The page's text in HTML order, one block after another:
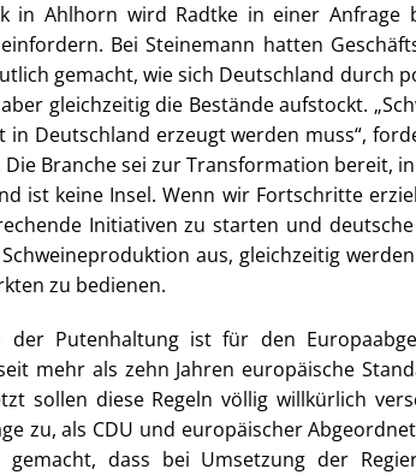
in Ahlhorn wird Radtke in einer Anfrage
Bei Steinemann hatten
gemacht, wie sich Deutschland durch
gleichzeitig die Bestände aufstockt.
Deutschland erzeugt werden muss“,
Branche sei zur Transformation bereit,
ist keine Insel. Wenn wir Fortschritte
Initiativen zu starten und
aus, gleichzeitig
zu bedienen.
Putenhaltung ist für den
mehr als zehn Jahren europäische
sollen diese Regeln völlig willkürlich
zu, als CDU und europäischer
dass bei Umsetzung der